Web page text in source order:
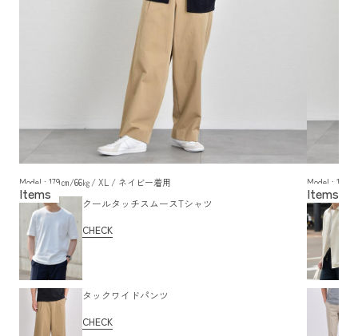
Model : 179㎝/66㎏/ XL / ネイビー着用
クールタッチスムースTシャツ
CHECK
タックワイドパンツ
CHECK
Model : 179